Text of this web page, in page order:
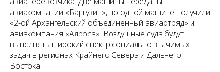
авиакомпании «Баргузин», по одной машине получили
«2-ой Архангельский объединенный авиаотряд» и
авиакомпания «Алроса». Воздушные суда будут
выполнять широкий спектр социально значимых
задач в регионах Крайнего Севера и Дальнего
Востока.